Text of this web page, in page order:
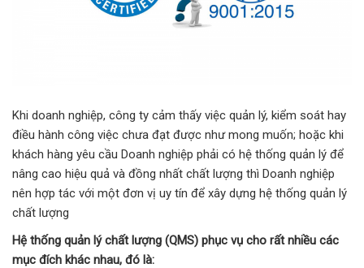
Khi doanh nghiệp, công ty cảm thấy việc quản lý, kiểm soát hay
điều hành công việc chưa đạt được như mong muốn; hoặc khi
khách hàng yêu cầu Doanh nghiệp phải có hệ thống quản lý để
nâng cao hiệu quả và đồng nhất chất lượng thì Doanh nghiệp
nên hợp tác với một đơn vị uy tín để xây dựng hệ thống quản lý
chất lượng
Hệ thống quản lý chất lượng (QMS) phục vụ cho rất nhiều các
mục đích khác nhau, đó là: